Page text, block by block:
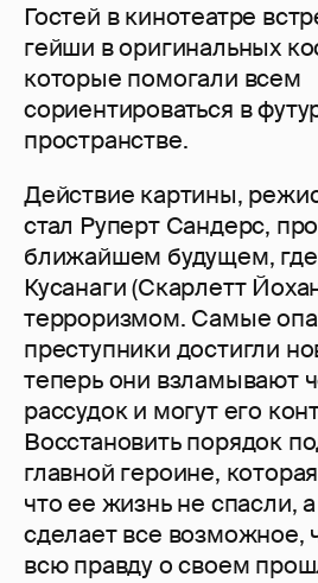
Гостей в кинотеатре
гейши в оригинальных
которые помогали всем
сориентироваться в
пространстве.
Действие картины,
стал Руперт Сандерс,
ближайшем будущем,
Кусанаги (Скарлетт
терроризмом. Самые
преступники достигли
теперь они взламывают
рассудок и могут его
Восстановить порядок
главной героине,
что ее жизнь не спасли,
сделает все возможное,
всю правду о своем